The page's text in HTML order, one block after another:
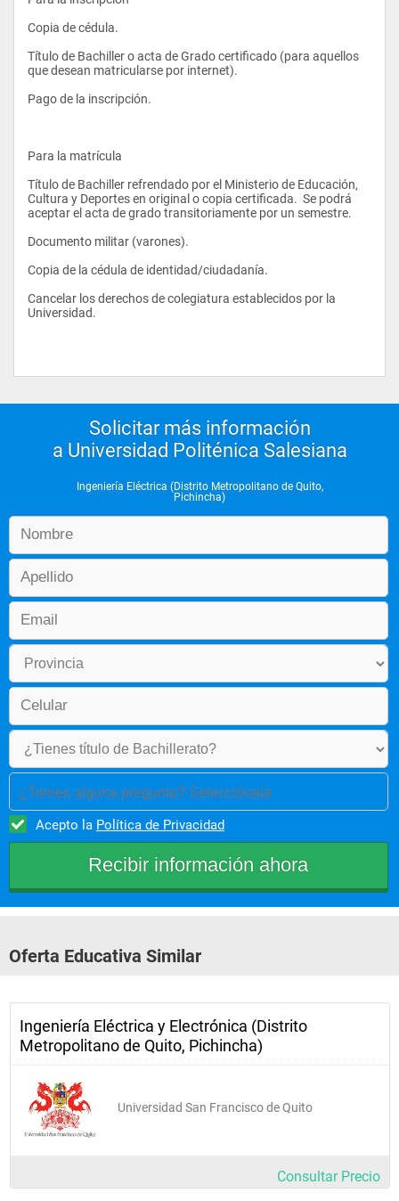
Copia de cédula.
Título de Bachiller o acta de Grado certificado (para aquellos
que desean matricularse por internet).
Pago de la inscripción.
Para la matrícula
Título de Bachiller refrendado por el Ministerio de Educación,
Cultura y Deportes en original o copia certificada.  Se podrá
aceptar el acta de grado transitoriamente por un semestre.
Documento militar (varones).
Copia de la cédula de identidad/ciudadanía.
Cancelar los derechos de colegiatura establecidos por la
Universidad.
Solicitar más información
a Universidad Politénica Salesiana
Ingeniería Eléctrica (Distrito Metropolitano de Quito,
Pichincha)
¿Tienes alguna pregunta? Selecciónala
Acepto la Política de Privacidad
Oferta Educativa Similar
Ingeniería Eléctrica y Electrónica (Distrito
Metropolitano de Quito, Pichincha)
Universidad San Francisco de Quito
Consultar Precio